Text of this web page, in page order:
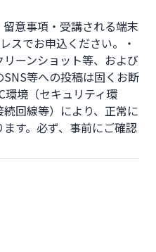
意事項・受講される端末
スでお申込ください。・
ーンショット等、および
等への投稿は固くお断
環境（セキュリティ環
回線等）により、正常に
す。必ず、事前にご確認